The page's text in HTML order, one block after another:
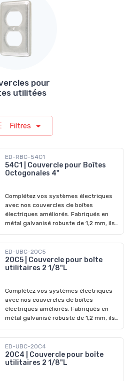
pour
utilitées
Filtres
ED-RBC-54C1
54C1 | Couvercle pour Boîtes
Octogonales 4"
Complétez vos systèmes électriques
avec nos couvercles de boîtes
électriques améliorés. Fabriqués en
métal galvanisé robuste de 1,2 mm, ils
Diamètre : 4 po
ED-UBC-20C5
20C5 | Couvercle pour boîte
utilitaires 2 1/8"L
Complétez vos systèmes électriques
avec nos couvercles de boîtes
électriques améliorés. Fabriqués en
métal galvanisé robuste de 1,2 mm, ils
ED-UBC-20C4
20C4 | Couvercle pour boîte
utilitaires 2 1/8"L